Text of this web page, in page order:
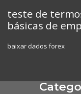
content
teste de
básicas de
baixar dados forex